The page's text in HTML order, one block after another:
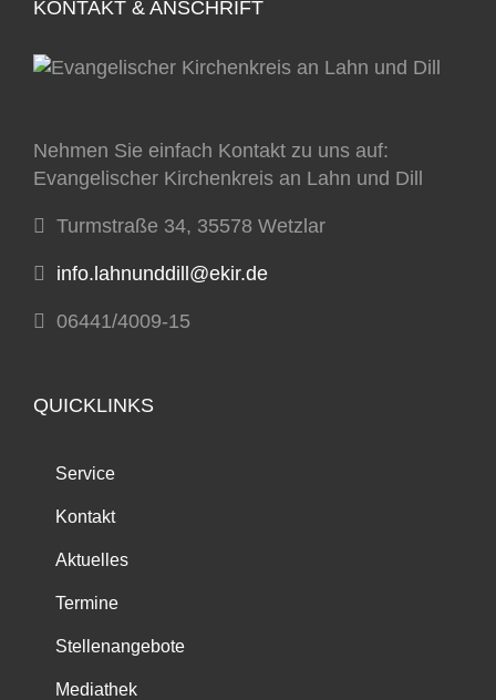
KONTAKT & ANSCHRIFT
Nehmen Sie einfach Kontakt zu uns auf:
Evangelischer Kirchenkreis an Lahn und Dill
Turmstraße 34, 35578 Wetzlar
info.lahnunddill@ekir.de
06441/4009-15
QUICKLINKS
Service
Kontakt
Aktuelles
Termine
Stellenangebote
Mediathek